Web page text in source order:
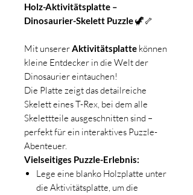
Holz-Aktivitätsplatte –
Dinosaurier-Skelett Puzzle🦖🦴
Mit unsererAktivitätsplatte können
kleine Entdecker in die Welt der
Dinosaurier eintauchen!
Die Platte zeigt das detailreiche
Skelett eines T-Rex, bei dem alle
Skelettteile ausgeschnitten sind –
perfekt für ein interaktives Puzzle-
Abenteuer.
Vielseitiges Puzzle-Erlebnis:
Lege eine blanko Holzplatte unter
die Aktivitätsplatte, um die